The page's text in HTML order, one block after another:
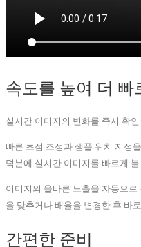
속도를 높여 더
실시간 이미지의 변화를 즉시 확
빠른 초점 조정과 샘플 위치 지정
덕분에 실시간 이미지를 빠르게
이미지의 올바른 노출을 자동으
을 맞추거나 배율을 변경한 후 바
간편한 준비